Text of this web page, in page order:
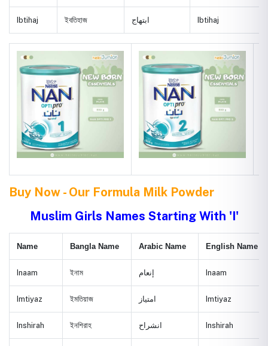
Ibtihaj ইবতিহাজ ابتهاج Ibtihaj
Buy Now - Our Formula Milk Powder
Muslim Girls Names Starting With 'I'
Name Bangla Name Arabic Name English Name
Inaam ইনাম إنعام Inaam
Imtiyaz ইমতিয়াজ امتياز Imtiyaz
Inshirah ইনশিরাহ انشراح Inshirah